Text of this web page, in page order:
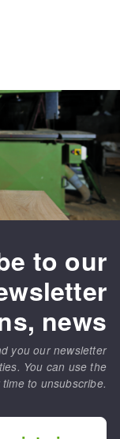
to our
news
you our newsletter
You can use the
to unsubscribe.